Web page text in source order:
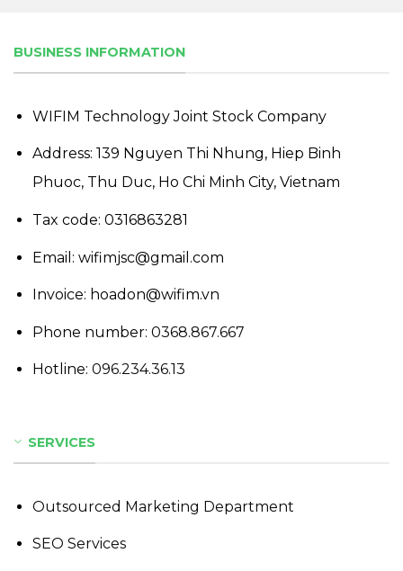
BUSINESS INFORMATION
WIFIM Technology Joint Stock Company
Address: 139 Nguyen Thi Nhung, Hiep Binh
Phuoc, Thu Duc, Ho Chi Minh City, Vietnam
Tax code: 0316863281
Email: wifimjsc@gmail.com
Invoice: hoadon@wifim.vn
Phone number: 0368.867.667
Hotline: 096.234.36.13
SERVICES
Outsourced Marketing Department
SEO Services